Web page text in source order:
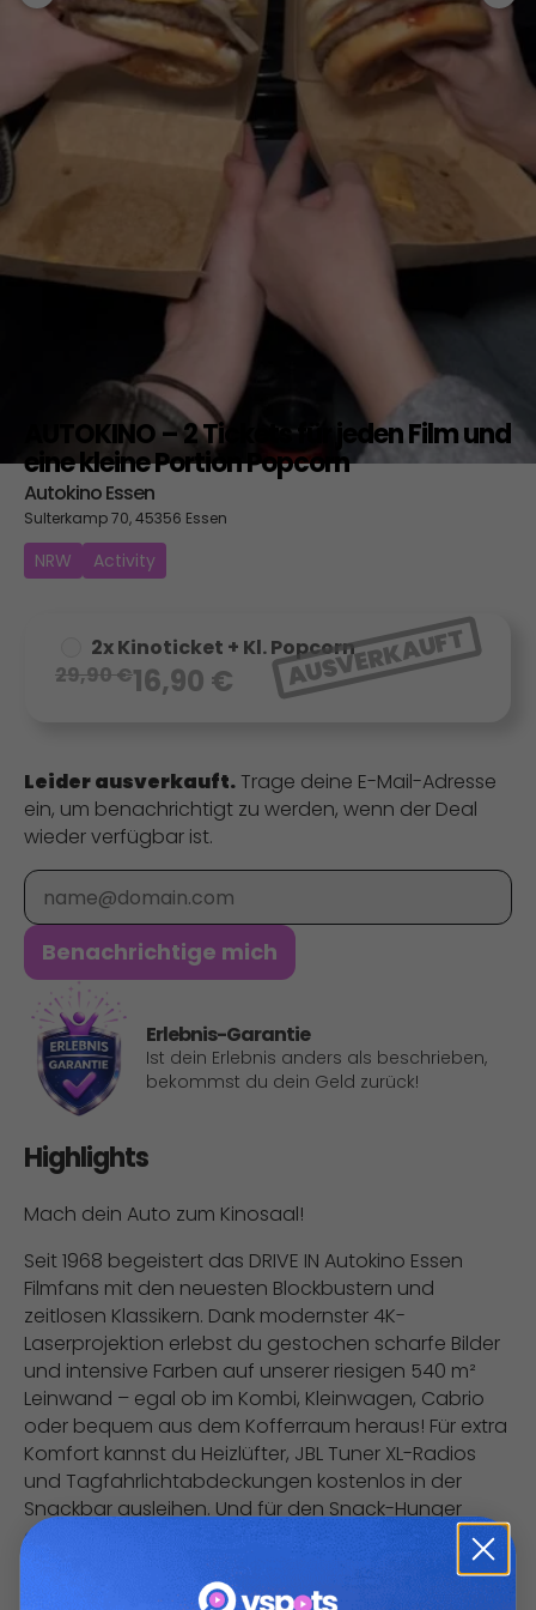
AUTOKINO – 2 Tickets für jeden Film und
eine kleine Portion Popcorn
Autokino Essen
Sulterkamp 70, 45356 Essen
NRW Activity
2x Kinoticket + Kl. Popcorn
29,90€16,90 € AUSVERKAUFT
Leider ausverkauft. Trage deine E-Mail-Adresse
ein, um benachrichtigt zu werden, wenn der Deal
wieder verfügbar ist.
E-Mail
Benachrichtige mich
Erlebnis-Garantie
Ist dein Erlebnis anders als beschrieben,
bekommst du dein Geld zurück!
Highlights
Mach dein Auto zum Kinosaal!
Seit 1968 begeistert das DRIVE IN Autokino Essen
Filmfans mit den neuesten Blockbustern und
zeitlosen Klassikern. Dank modernster 4K-
Laserprojektion erlebst du gestochen scharfe Bilder
und intensive Farben auf unserer riesigen 540 m²
Leinwand – egal ob im Kombi, Kleinwagen, Cabrio
oder bequem aus dem Kofferraum heraus! Für extra
Komfort kannst du Heizlüfter, JBL Tuner XL-Radios
und Tagfahrlichtabdeckungen kostenlos in der
Snackbar ausleihen. Und für den Snack-Hunger
gibt’s American-Style Burger, Fingerfood, Popcorn